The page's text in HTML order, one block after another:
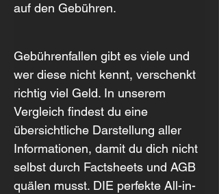
auf den Gebühren.
Gebührenfallen gibt es viele und
wer diese nicht kennt, verschenkt
richtig viel Geld. In unserem
Vergleich findest du eine
übersichtliche Darstellung aller
Informationen, damit du dich nicht
selbst durch Factsheets und AGB
quälen musst. DIE perfekte All-in-